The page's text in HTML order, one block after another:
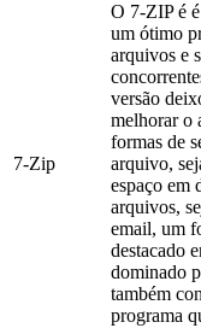
7-Zip
O 7-ZIP é
um ótimo
arquivos e
versão
melhorar o
formas de
arquivo,
espaço em
arquivos,
email, um
destacado
dominado
também
programa